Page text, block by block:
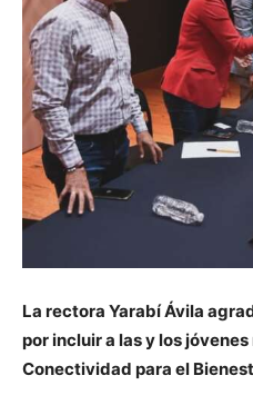
La rectora Yarabí Ávila
por incluir a las y los
Conectividad para el